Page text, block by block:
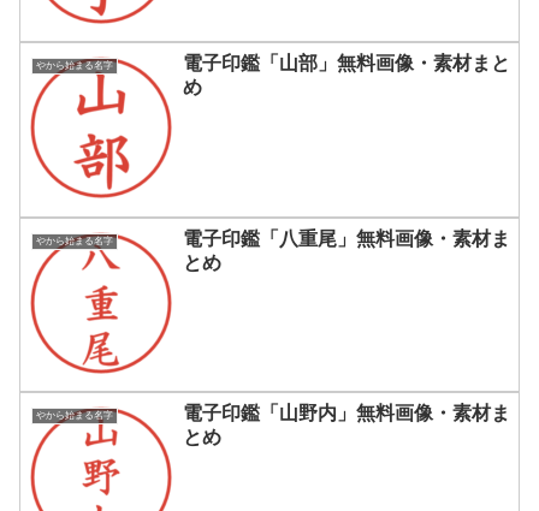
やから始まる名字
電子印鑑「山部」無料画像・素材まと
め
やから始まる名字
電子印鑑「八重尾」無料画像・素材ま
とめ
やから始まる名字
電子印鑑「山野内」無料画像・素材ま
とめ